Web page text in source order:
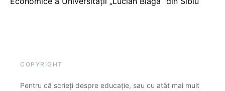
COPYRIGHT
Pentru că scrieți despre educație, sau cu atât mai mult